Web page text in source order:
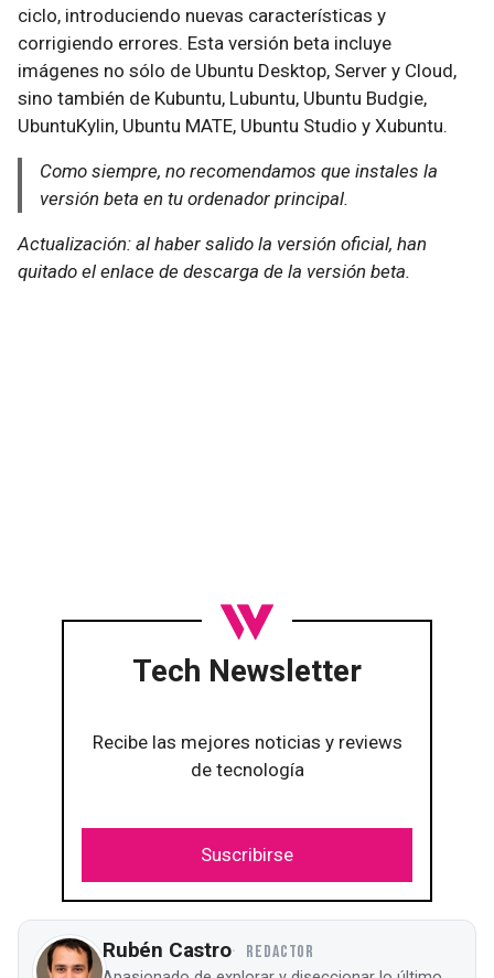
ciclo, introduciendo nuevas características y
corrigiendo errores. Esta versión beta incluye
imágenes no sólo de Ubuntu Desktop, Server y Cloud,
sino también de Kubuntu, Lubuntu, Ubuntu Budgie,
UbuntuKylin, Ubuntu MATE, Ubuntu Studio y Xubuntu.
Como siempre, no recomendamos que instales la
versión beta en tu ordenador principal.
Actualización: al haber salido la versión oficial, han
quitado el enlace de descarga de la versión beta.
Tech Newsletter
Recibe las mejores noticias y reviews
de tecnología
Suscribirse
Rubén Castro REDACTOR